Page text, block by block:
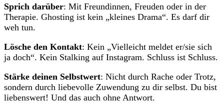
Sprich darüber: Mit Freundinnen, Freuden oder in der
Therapie. Ghosting ist kein „kleines Drama“. Es darf dir
weh tun.
Lösche den Kontakt: Kein „Vielleicht meldet er/sie sich
ja doch“. Kein Stalking auf Instagram. Schluss ist Schluss.
Stärke deinen Selbstwert: Nicht durch Rache oder Trotz,
sondern durch liebevolle Zuwendung zu dir selbst. Du bist
liebenswert! Und das auch ohne Antwort.